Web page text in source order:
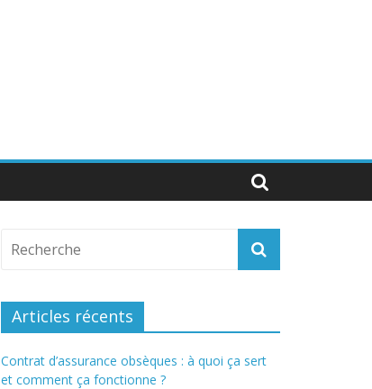
Articles récents
Contrat d’assurance obsèques : à quoi ça sert
et comment ça fonctionne ?